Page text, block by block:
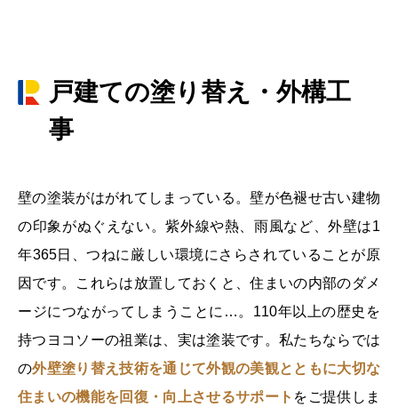
戸建ての塗り替え・外構工
事
壁の塗装がはがれてしまっている。壁が色褪せ古い建物
の印象がぬぐえない。紫外線や熱、雨風など、外壁は1
年365日、つねに厳しい環境にさらされていることが原
因です。 これらは放置しておくと、住まいの内部のダメ
ージにつながってしまうことに…。 110年以上の歴史を
持つヨコソーの祖業は、 実は塗装です。私たちならでは
の外壁塗り替え技術を通じて外観の美観とともに大切な
住まいの機能を 回復・向上させるサポート をご提供しま